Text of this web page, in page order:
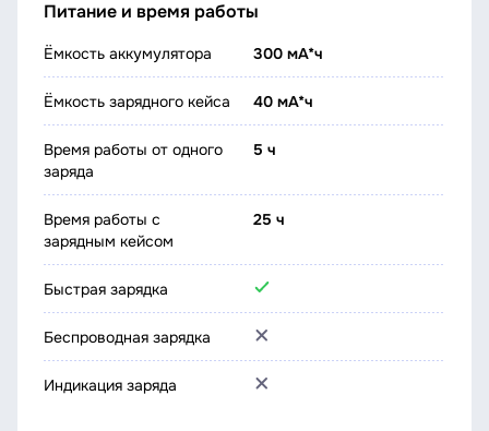
Питание и время работы
Ёмкость аккумулятора 300 мА*ч
Ёмкость зарядного кейса 40 мА*ч
Время работы от одного
заряда
5 ч
Время работы с
зарядным кейсом
25 ч
Быстрая зарядка
Беспроводная зарядка
Индикация заряда